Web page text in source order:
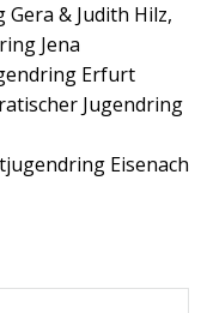
& Judith Hilz,
Jena
Erfurt
Jugendring
Eisenach